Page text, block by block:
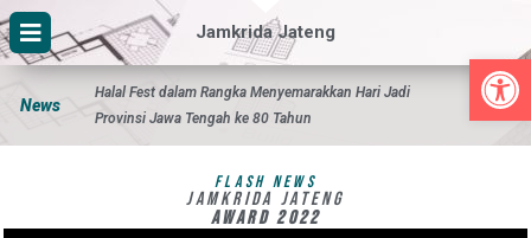
Jamkrida Jateng
News
Halal Fest dalam Rangka Menyemarakkan Hari Jadi
Provinsi Jawa Tengah ke 80 Tahun
Hari Jadi
Flash News
JAMKRIDA JATENG
AWARD 2022